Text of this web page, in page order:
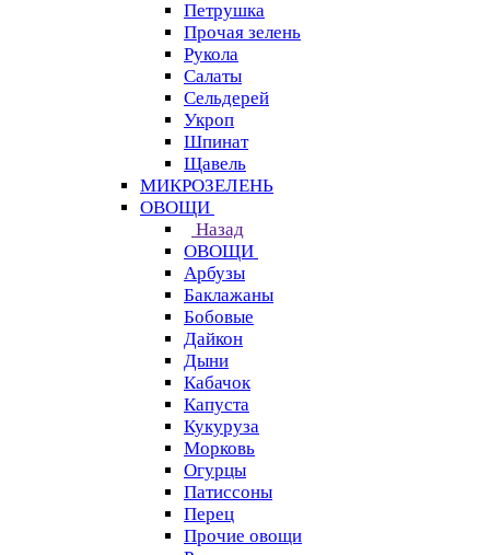
Петрушка
Прочая зелень
Рукола
Салаты
Сельдерей
Укроп
Шпинат
Щавель
МИКРОЗЕЛЕНЬ
ОВОЩИ
Назад
ОВОЩИ
Арбузы
Баклажаны
Бобовые
Дайкон
Дыни
Кабачок
Капуста
Кукуруза
Морковь
Огурцы
Патиссоны
Перец
Прочие овощи